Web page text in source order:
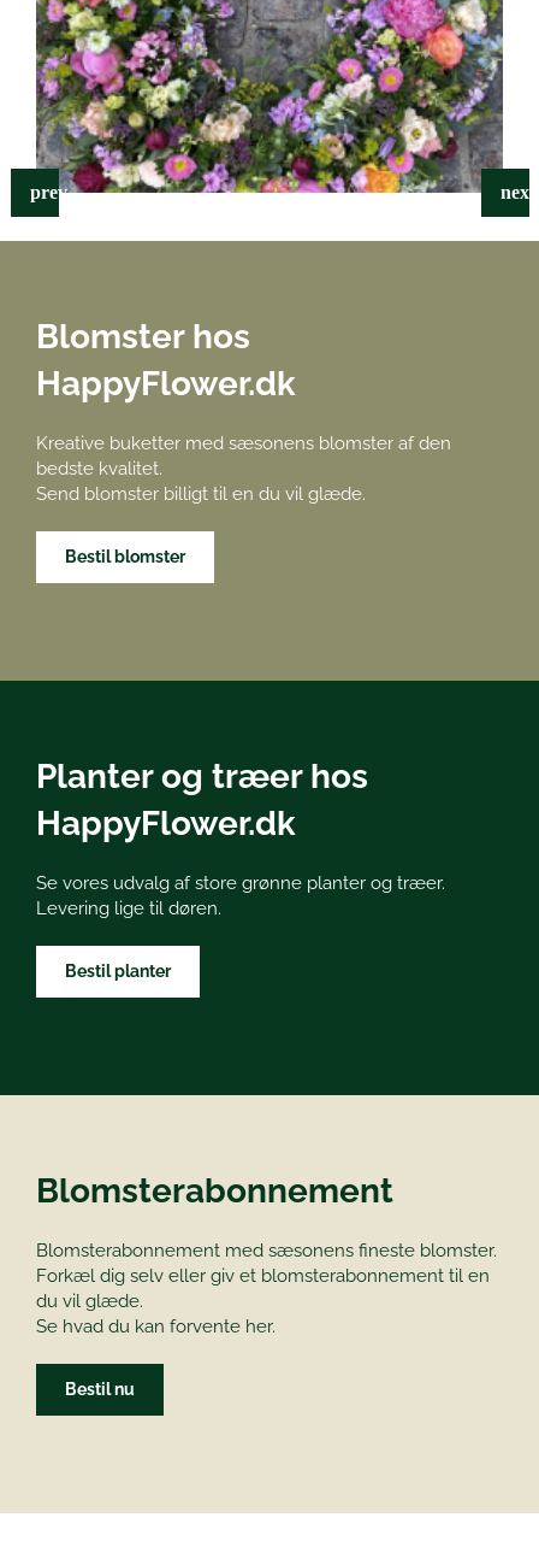
Blomster hos
HappyFlower.dk
Kreative buketter med sæsonens blomster af den
bedste kvalitet.
Send blomster billigt til en du vil glæde.
Bestil blomster
Planter og træer hos
HappyFlower.dk
Se vores udvalg af store grønne planter og træer.
Levering lige til døren.
Bestil planter
Blomsterabonnement
Blomsterabonnement med sæsonens fineste blomster.
Forkæl dig selv eller giv et blomsterabonnement til en
du vil glæde.
Se hvad du kan forvente her.
Bestil nu